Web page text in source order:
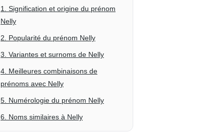
1. Signification et origine du prénom
Nelly
2. Popularité du prénom Nelly
3. Variantes et surnoms de Nelly
4. Meilleures combinaisons de
prénoms avec Nelly
5. Numérologie du prénom Nelly
6. Noms similaires à Nelly